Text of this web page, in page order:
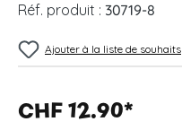
Réf. produit : 30719-8
Ajouter à la liste de souhaits
CHF 12.90*